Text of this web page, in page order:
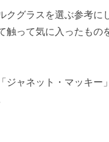
ルクグラス主要ブランド6選
ミルクグラス主要ブランド6
購入する
クグラスを選ぶ参考に
触って気に入ったもの
ジャネット・マッキー